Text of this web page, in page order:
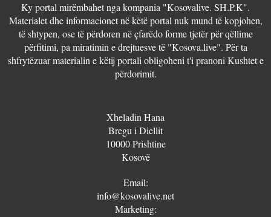
Ky portal mirëmbahet nga kompania "Kosovalive. SH.P.K".
Materialet dhe informacionet në këtë portal nuk mund të kopjohen,
të shtypen, ose të përdoren në çfarëdo forme tjetër për qëllime
përfitimi, pa miratimin e drejtuesve të "Kosova.live". Për ta
shfrytëzuar materialin e këtij portali obligoheni t'i pranoni Kushtet e
përdorimit.
Xheladin Hana
Bregu i Diellit
10000 Prishtine
Kosovë
Email:
info@kosovalive.net
Marketing: